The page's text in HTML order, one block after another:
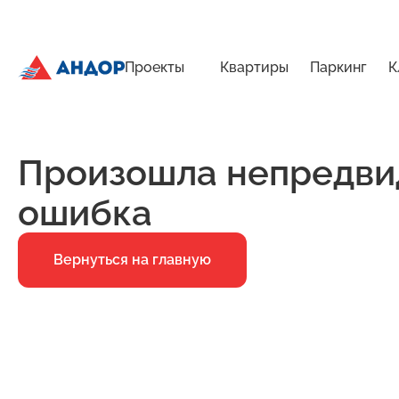
Проекты Квартиры Паркинг
Произошла
ошибка
Вернуться на главную